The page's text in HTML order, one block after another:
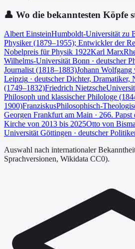
👤 Wo die bekanntesten Köpfe
Albert EinsteinHumboldt-Universität zu
Physiker (1879–1955); Entwickler der
Nobelpreis für Physik 1922Karl Marx
Wilhelms-Universität Bonn · deutscher
Journalist (1818–1883)Johann Wolfgang
Leipzig · deutscher Dichter,
(1749–1832)Friedrich Nietzsche
Philosoph und klassischer Philologe
1900)FranziskusPhilosophisch-
Georgen Frankfurt am Main · 266.
Kirche von 2013 bis 2025Otto von
Universität Göttingen · deutscher
Auswahl nach internationaler
Sprachversionen, Wikidata CC0).